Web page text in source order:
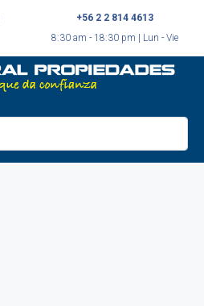
+56 2 2 814 4613
8:30 am - 18:30 pm | Lun - Vie